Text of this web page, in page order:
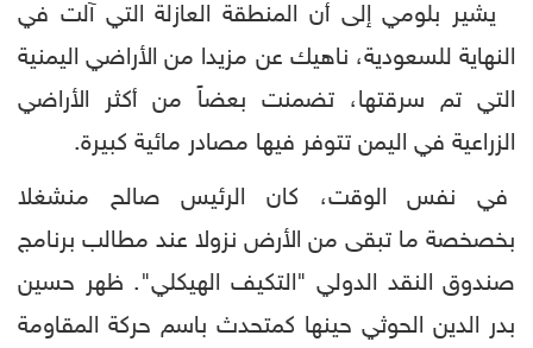
يشير بلومي إلى أن المنطقة العازلة التي آلت في
النهاية للسعودية، ناهيك عن مزيدا من الأراضي اليمنية
التي تم سرقتها، تضمنت بعضاً من أكثر الأراضي
الزراعية في اليمن تتوفر فيها مصادر مائية كبيرة.
في نفس الوقت، كان الرئيس صالح منشغلا
بخصخصة ما تبقى من الأرض نزولا عند مطالب برنامج
صندوق النقد الدولي "التكيف الهيكلي". ظهر حسين
بدر الدين الحوثي حينها كمتحدث باسم حركة المقاومة